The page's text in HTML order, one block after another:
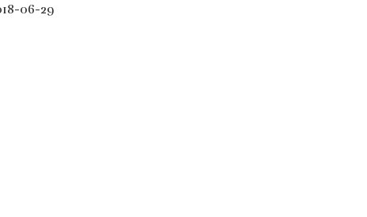
06-29